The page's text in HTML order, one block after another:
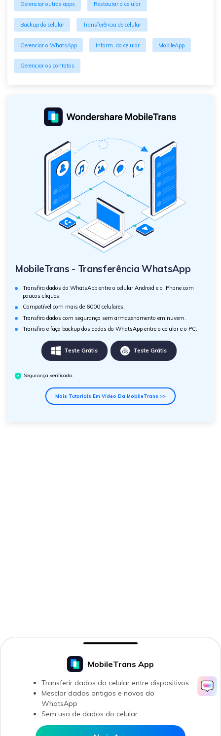
MobileTrans App
Transferir dados do celular entre dispositivos
Mesclar dados antigos e novos do
WhatsApp
Sem uso de dados do celular
Gerenciar outros apps Restaurar o celular
Backup do celular Transferência de celular
Gerenciar o WhatsApp Inform. do celular MobileApp
Gerenciar os contatos
MobileTrans - Transferência WhatsApp
Transfira dados do WhatsApp entre o celular Android e o iPhone com
poucos cliques.
Compatível com mais de 6000 celulares.
Transfira dados com segurança sem armazenamento em nuvem.
Transfira e faça backup dos dados do WhatsApp entre o celular e o PC.
Teste Grátis Teste Grátis
Segurança verificada.
Mais Tutoriais Em Vídeo Da MobileTrans >>